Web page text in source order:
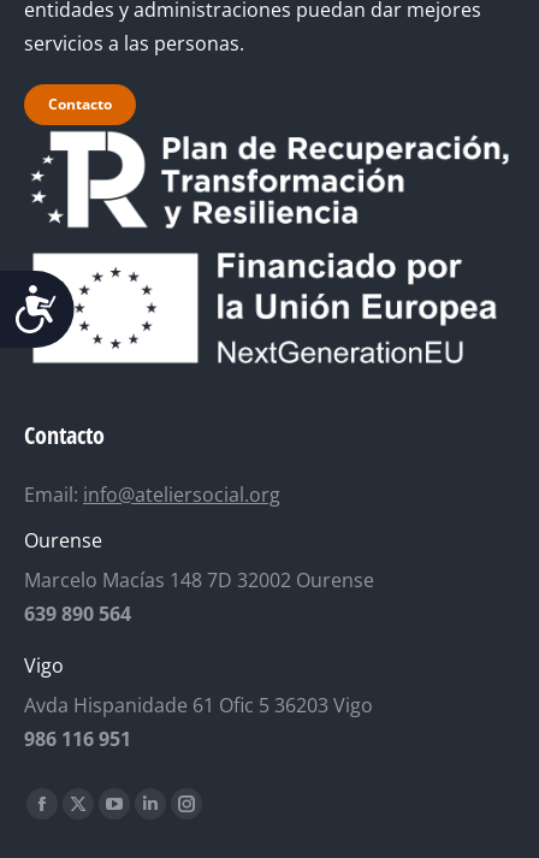
Accesibilidad
entidades y administraciones puedan dar mejores
servicios a las personas.
Contacto
Contacto
Email: info@ateliersocial.org
Ourense
Marcelo Macías 148 7D 32002 Ourense
639 890 564
Vigo
Avda Hispanidade 61 Ofic 5 36203 Vigo
986 116 951
Encuéntranos en:
Facebook
X
YouTube
LinkedinInstagram